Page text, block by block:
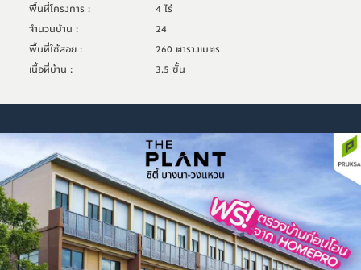
พื้นที่โครงการ :
4 ไร่
จำนวนบ้าน :
24
พื้นที่ใช้สอย:
260 ตารางเมตร
เนื้อที่บ้าน : 3.5 ชั้น